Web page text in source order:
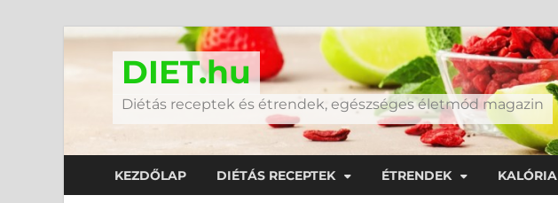
DIET.hu
Diétás receptek és étrendek, egészséges életmód magazin
KEZDŐLAP DIÉTÁS RECEPTEK ÉTRENDEK KALÓRIA